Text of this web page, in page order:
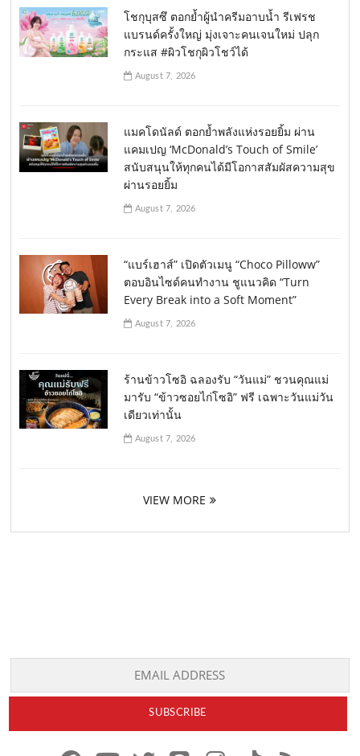
โชกุบุสซึ ตอกย้ำผู้นำครีมอาบน้ำ รีเฟรช
แบรนด์ครั้งใหญ่ มุ่งเจาะคนเจนใหม่ ปลุก
กระแส #ผิวโชกุผิวโชว์ได้
August 7, 2026
แมคโดนัลด์ ตอกย้ำพลังแห่งรอยยิ้ม ผ่าน
แคมเปญ ‘McDonald’s Touch of Smile’
สนับสนุนให้ทุกคนได้มีโอกาสสัมผัสความสุข
ผ่านรอยยิ้ม
August 7, 2026
“แบร์เฮาส์” เปิดตัวเมนู “Choco Pilloww”
ตอบอินไซด์คนทำงาน ชูแนวคิด “Turn
Every Break into a Soft Moment”
August 7, 2026
ร้านข้าวโซอิ ฉลองรับ “วันแม่” ชวนคุณแม่
มารับ “ข้าวซอยไก่โซอิ” ฟรี เฉพาะวันแม่วัน
เดียวเท่านั้น
August 7, 2026
VIEW MORE